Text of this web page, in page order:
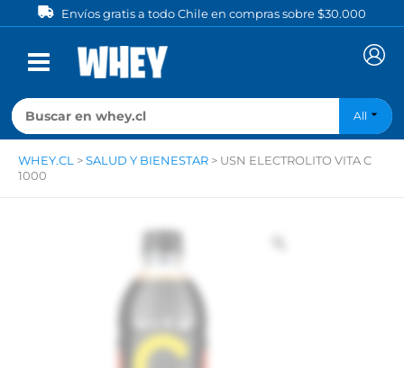
al
contenido
Envíos gratis a todo Chile en compras sobre $30.000
All
WHEY.CL > SALUD Y BIENESTAR > USN ELECTROLITO VITA C
1000